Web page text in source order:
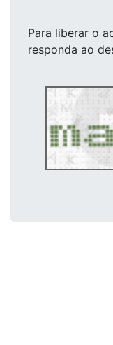
Para liberar o
responda ao